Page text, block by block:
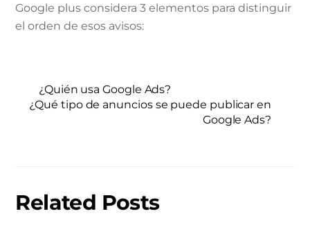
Google plus considera 3 elementos para distinguir
el orden de esos avisos:
¿Quién usa Google Ads?
¿Qué tipo de anuncios se puede publicar en
Google Ads?
Related Posts